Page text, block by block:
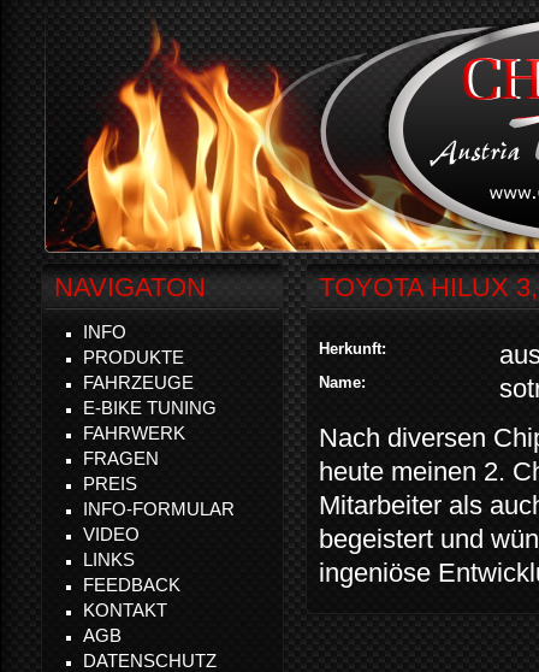
TOYOTA HILUX
Herkunft:
Name:
Nach diversen
heute meinen 2.
Mitarbeiter als
begeistert und
ingeniöse
NAVIGATON
INFO
PRODUKTE
FAHRZEUGE
E-BIKE TUNING
FAHRWERK
FRAGEN
PREIS
INFO-FORMULAR
VIDEO
LINKS
FEEDBACK
KONTAKT
AGB
DATENSCHUTZ